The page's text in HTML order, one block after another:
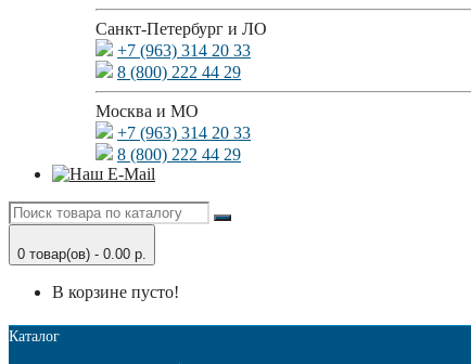
Санкт-Петербург и ЛО
+7 (963) 314 20 33
8 (800) 222 44 29
Москва и МО
+7 (963) 314 20 33
8 (800) 222 44 29
0 товар(ов) - 0.00 р.
В корзине пусто!
Каталог